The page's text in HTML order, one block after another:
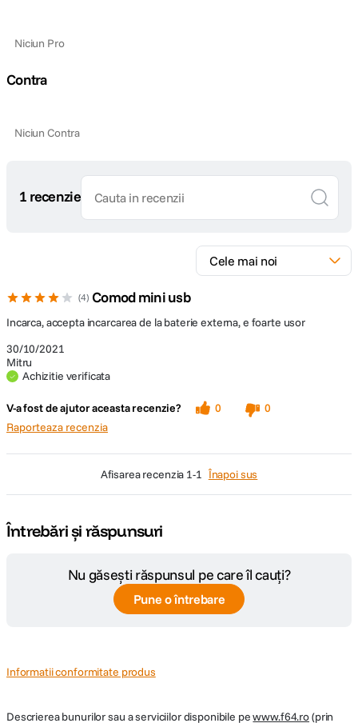
Niciun Pro
Contra
Niciun Contra
1 recenzie
4 Comod mini usb
30/10/2021
Mitru
Achizitie verificata
Incarca, accepta incarcarea de la baterie externa, e foarte usor
V-a fost de ajutor aceasta recenzie? 0
0
Raporteaza recenzia
afisarea recenzia 1-1 Înapoi sus
Întrebări și răspunsuri
Nu găsești răspunsul pe care îl cauți?
Pune o întrebare
Informatii conformitate produs
Descrierea bunurilor sau a serviciilor disponibile pewww.f64.ro(prin